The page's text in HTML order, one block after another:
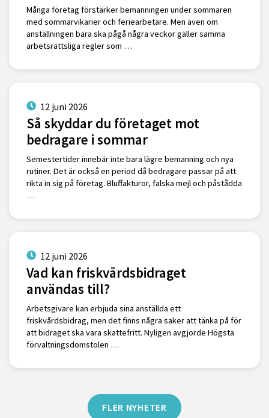
Många företag förstärker bemanningen under sommaren
med sommarvikarier och feriearbetare. Men även om
anställningen bara ska pågå några veckor gäller samma
arbetsrättsliga regler som …
12 juni 2026
Så skyddar du företaget mot
bedragare i sommar
Semestertider innebär inte bara lägre bemanning och nya
rutiner. Det är också en period då bedragare passar på att
rikta in sig på företag. Bluffakturor, falska mejl och påstådda
…
12 juni 2026
Vad kan friskvårdsbidraget
användas till?
Arbetsgivare kan erbjuda sina anställda ett
friskvårdsbidrag, men det finns några saker att tänka på för
att bidraget ska vara skattefritt. Nyligen avgjorde Högsta
förvaltningsdomstolen …
FLER NYHETER